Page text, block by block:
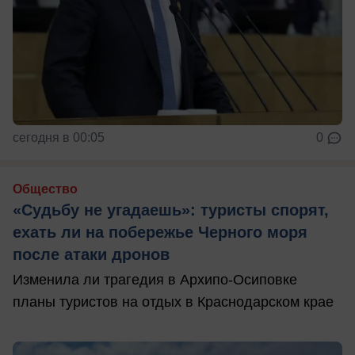
сегодня в 00:05 0
Общество
«Судьбу не угадаешь»: туристы спорят,
ехать ли на побережье Черного моря
после атаки дронов
Изменила ли трагедия в Архипо-Осиповке
планы туристов на отдых в Краснодарском крае